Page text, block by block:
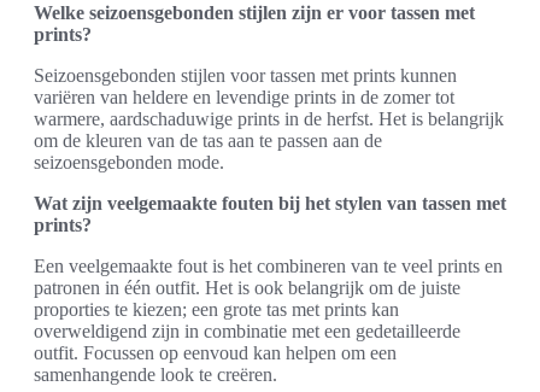
Welke seizoensgebonden stijlen zijn er voor tassen met
prints?
Seizoensgebonden stijlen voor tassen met prints kunnen
variëren van heldere en levendige prints in de zomer tot
warmere, aardschaduwige prints in de herfst. Het is belangrijk
om de kleuren van de tas aan te passen aan de
seizoensgebonden mode.
Wat zijn veelgemaakte fouten bij het stylen van tassen met
prints?
Een veelgemaakte fout is het combineren van te veel prints en
patronen in één outfit. Het is ook belangrijk om de juiste
proporties te kiezen; een grote tas met prints kan
overweldigend zijn in combinatie met een gedetailleerde
outfit. Focussen op eenvoud kan helpen om een
samenhangende look te creëren.